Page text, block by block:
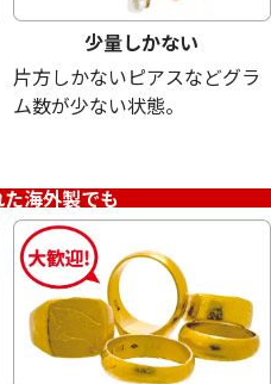
24金 (K24) ネック
13.5g
少量しかない
片方しかないピアスなどグラ
ム数が少ない状態。
海外製でも